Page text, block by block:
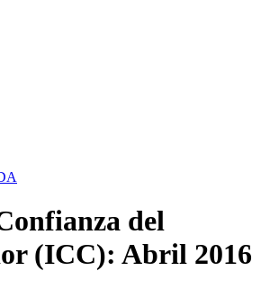
del
(ICC): Abril 2016